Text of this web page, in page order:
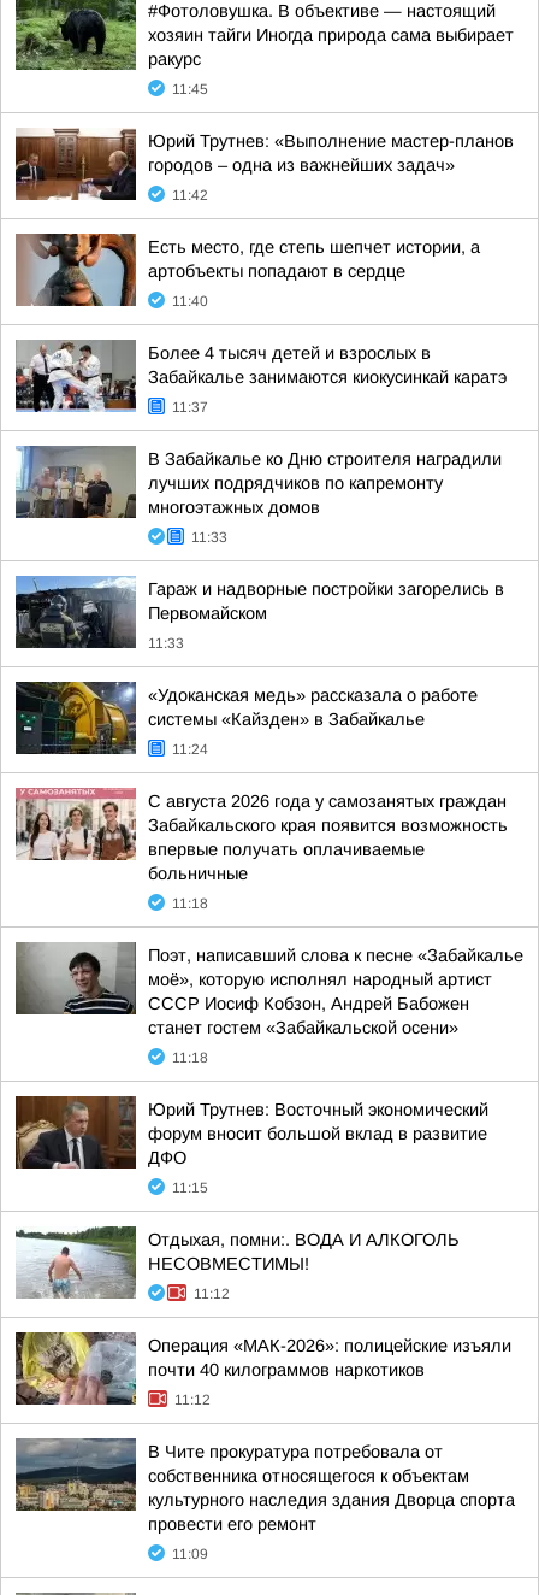
#Фотоловушка. В объективе — настоящий
хозяин тайги Иногда природа сама выбирает
ракурс
11:45
Юрий Трутнев: «Выполнение мастер-планов
городов – одна из важнейших задач»
11:42
Есть место, где степь шепчет истории, а
артобъекты попадают в сердце
11:40
Более 4 тысяч детей и взрослых в
Забайкалье занимаются киокусинкай каратэ
11:37
В Забайкалье ко Дню строителя наградили
лучших подрядчиков по капремонту
многоэтажных домов
11:33
Гараж и надворные постройки загорелись в
Первомайском
11:33
«Удоканская медь» рассказала о работе
системы «Кайзден» в Забайкалье
11:24
С августа 2026 года у самозанятых граждан
Забайкальского края появится возможность
впервые получать оплачиваемые
больничные
11:18
Поэт, написавший слова к песне «Забайкалье
моё», которую исполнял народный артист
СССР Иосиф Кобзон, Андрей Бабожен
станет гостем «Забайкальской осени»
11:18
Юрий Трутнев: Восточный экономический
форум вносит большой вклад в развитие
ДФО
11:15
Отдыхая, помни:. ВОДА И АЛКОГОЛЬ
НЕСОВМЕСТИМЫ!
11:12
Операция «МАК-2026»: полицейские изъяли
почти 40 килограммов наркотиков
11:12
В Чите прокуратура потребовала от
собственника относящегося к объектам
культурного наследия здания Дворца спорта
провести его ремонт
11:09